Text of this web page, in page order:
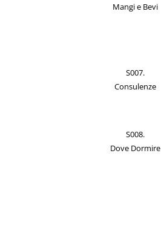
Mangi e Bevi
S007.
Consulenze
S008.
Dove Dormire